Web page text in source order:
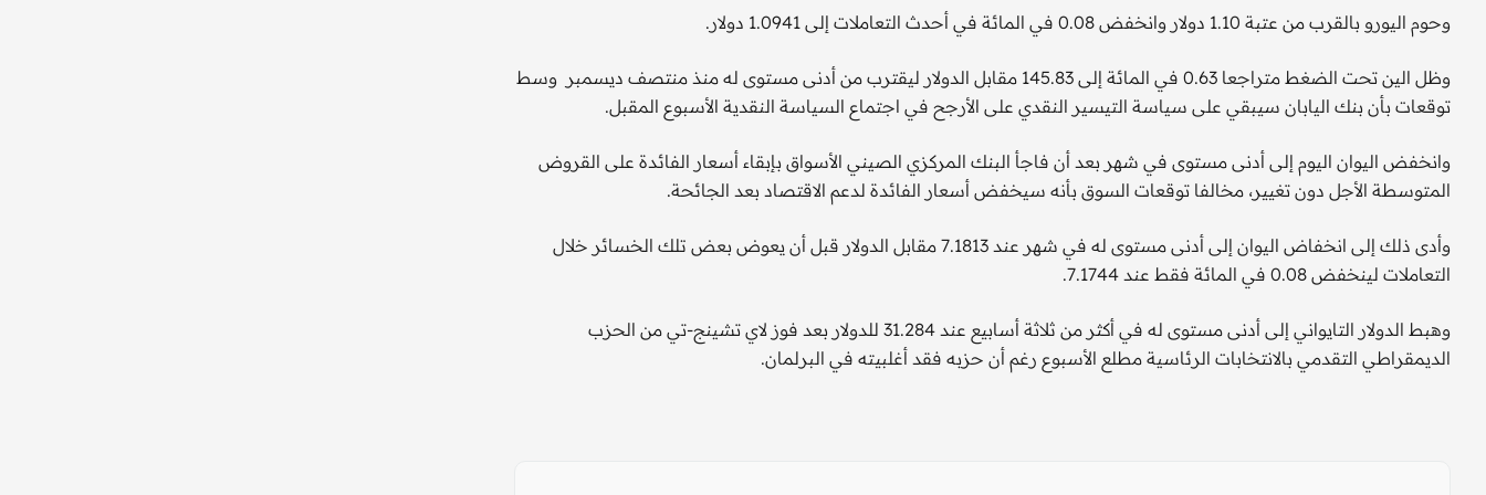
وحوم اليورو بالقرب من عتبة 1.10 دولار وانخفض 0.08 في المائة في أحدث التعاملات إلى 1.0941 دولار.
وظل الين تحت الضغط متراجعا 0.63 في المائة إلى 145.83 مقابل الدولار ليقترب من أدنى مستوى له منذ منتصف ديسمبر وسط
توقعات بأن بنك اليابان سيبقي على سياسة التيسير النقدي على الأرجح في اجتماع السياسة النقدية الأسبوع المقبل.
وانخفض اليوان اليوم إلى أدنى مستوى في شهر بعد أن فاجأ البنك المركزي الصيني الأسواق بإبقاء أسعار الفائدة على القروض
المتوسطة الأجل ​​دون تغيير، مخالفا توقعات السوق بأنه سيخفض أسعار الفائدة لدعم الاقتصاد بعد الجائحة.
وأدى ذلك إلى انخفاض اليوان إلى أدنى مستوى له في شهر عند 7.1813 مقابل الدولار قبل أن يعوض بعض تلك الخسائر خلال
التعاملات لينخفض 0.08 في المائة فقط عند 7.1744.
وهبط الدولار التايواني إلى أدنى مستوى له في أكثر من ثلاثة أسابيع عند 31.284 للدولار بعد فوز لاي تشينج-تي من الحزب
الديمقراطي التقدمي بالانتخابات الرئاسية مطلع الأسبوع رغم أن حزبه فقد أغلبيته في البرلمان.